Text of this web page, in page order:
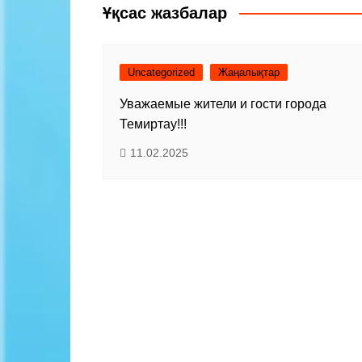
записям
Ұқсас жазбалар
Uncategorized Жаңалықтар
Уважаемые жители и гости города
Темиртау!!!
11.02.2025